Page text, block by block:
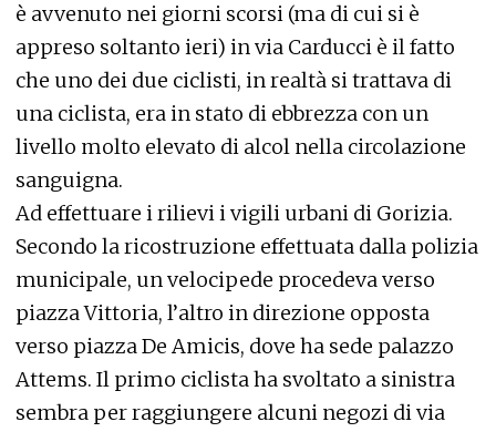
è avvenuto nei giorni scorsi (ma di cui si è
appreso soltanto ieri) in via Carducci è il fatto
che uno dei due ciclisti, in realtà si trattava di
una ciclista, era in stato di ebbrezza con un
livello molto elevato di alcol nella circolazione
sanguigna.
Ad effettuare i rilievi i vigili urbani di Gorizia.
Secondo la ricostruzione effettuata dalla polizia
municipale, un velocipede procedeva verso
piazza Vittoria, l’altro in direzione opposta
verso piazza De Amicis, dove ha sede palazzo
Attems. Il primo ciclista ha svoltato a sinistra
sembra per raggiungere alcuni negozi di via